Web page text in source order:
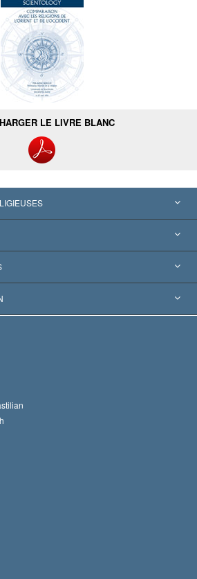
LE LIVRE BLANC
au monde
Scientology
des droits de l’homme